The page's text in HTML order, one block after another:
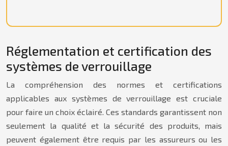
Réglementation et certification des
systèmes de verrouillage
La compréhension des normes et certifications
applicables aux systèmes de verrouillage est cruciale
pour faire un choix éclairé. Ces standards garantissent non
seulement la qualité et la sécurité des produits, mais
peuvent également être requis par les assureurs ou les